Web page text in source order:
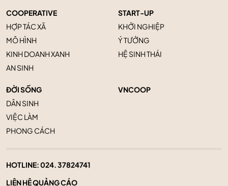
COOPERATIVE
HỢP TÁC XÃ
MÔ HÌNH
KINH DOANH XANH
AN SINH
START-UP
KHỞI NGHIỆP
Ý TƯỞNG
HỆ SINH THÁI
ĐỜI SỐNG
DÂN SINH
VIỆC LÀM
PHONG CÁCH
VNCOOP
HOTLINE:024. 37824741
LIÊN HỆ QUẢNG CÁO